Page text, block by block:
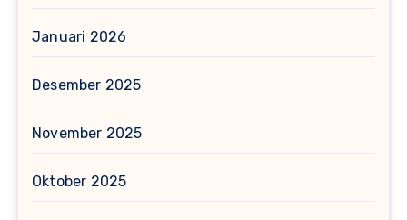
Januari 2026
Desember 2025
November 2025
Oktober 2025